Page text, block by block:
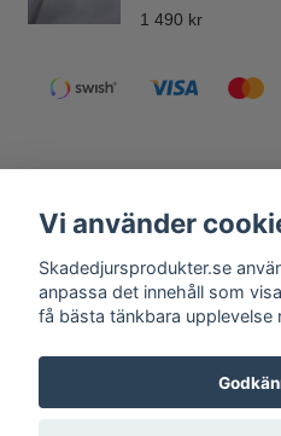
1 490 kr
Kontakt
Få vårt
Andra butiker från
Fågelskrämma.se,
Vi använder
Skadedjursprodukter.se
anpassa det innehåll som
få bästa tänkbara upplevelse